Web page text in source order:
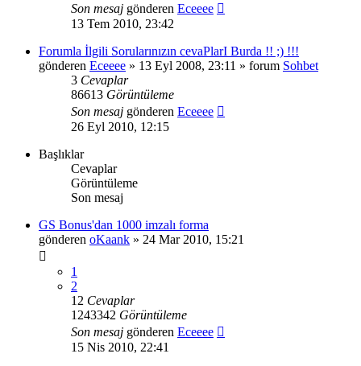
Son mesaj gönderen Eceeee
13 Tem 2010, 23:42
Forumla İlgili Sorularınızın cevaPlarI Burda !! ;) !!!
gönderen Eceeee » 13 Eyl 2008, 23:11 » forum Sohbet
3 Cevaplar
86613 Görüntüleme
Son mesaj gönderen Eceeee
26 Eyl 2010, 12:15
Başlıklar
Cevaplar
Görüntüleme
Son mesaj
GS Bonus'dan 1000 imzalı forma
gönderen oKaank » 24 Mar 2010, 15:21
1
2
12 Cevaplar
1243342 Görüntüleme
Son mesaj gönderen Eceeee
15 Nis 2010, 22:41